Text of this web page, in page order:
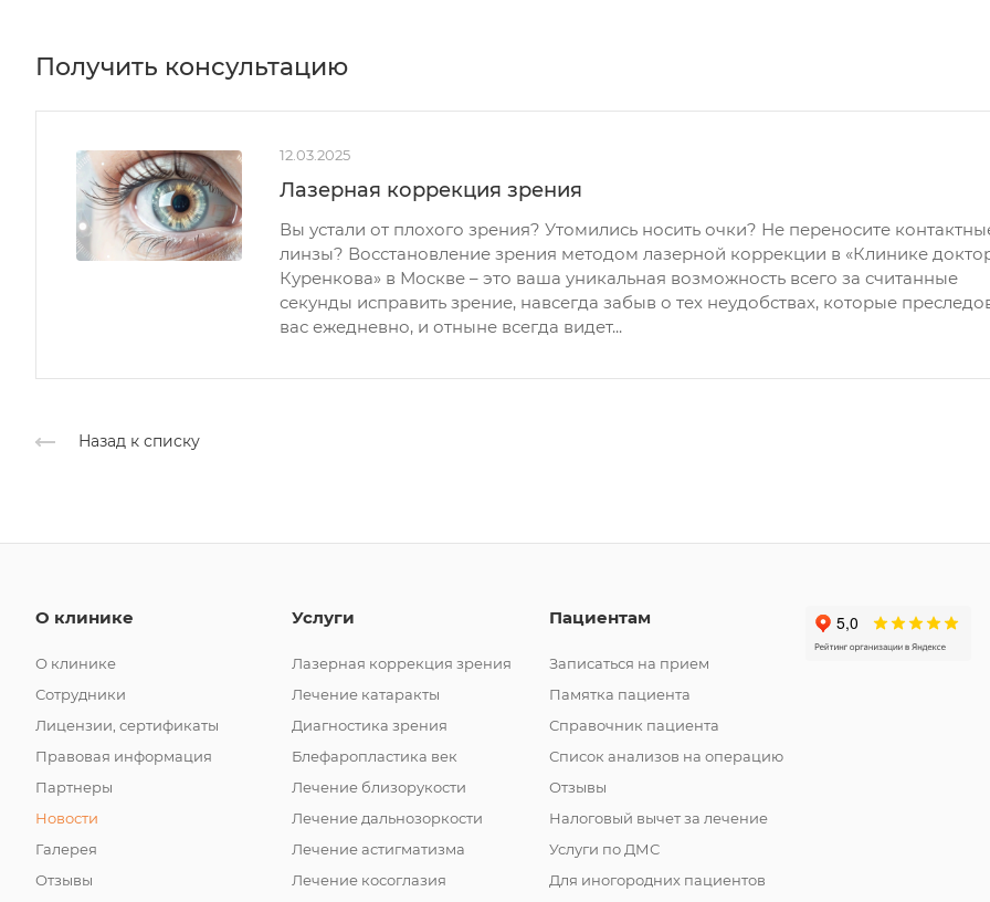
Получить консультацию
12.03.2025
Лазерная коррекция зрения
Вы устали от плохого зрения? Утомились носить очки? Не переносите
линзы? Восстановление зрения методом лазерной коррекции в «Клинике
Куренкова» в Москве – это ваша уникальная возможность всего за считанные
секунды исправить зрение, навсегда забыв о тех неудобствах, которые
вас ежедневно, и отныне всегда видет...
Назад к списку
О клинике
О клинике
Сотрудники
Лицензии, сертификаты
Правовая информация
Партнеры
Новости
Галерея
Отзывы
Услуги
Лазерная коррекция зрения
Лечение катаракты
Диагностика зрения
Блефаропластика век
Лечение близорукости
Лечение дальнозоркости
Лечение астигматизма
Лечение косоглазия
Пациентам
Записаться на прием
Памятка пациента
Справочник пациента
Список анализов на операцию
Отзывы
Налоговый вычет за лечение
Услуги по ДМС
Для иногородних пациентов